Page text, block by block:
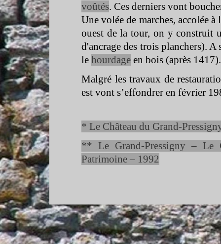
voûtés. Ces derniers vont
Une volée de marches, accolée à
ouest de la tour, on y construit
d'ancrage des trois planchers).
le hourdage en bois (après 1417).
Malgré les travaux de
est vont s’effondrer en
* Le Château du Grand-
** Le Grand-Pressigny – Le
Patrimoine – 1992